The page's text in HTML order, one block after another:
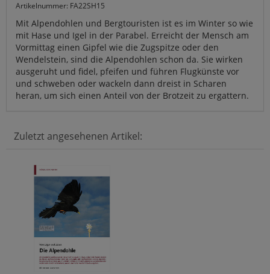
Artikelnummer: FA22SH15
Mit Alpendohlen und Bergtouristen ist es im Winter so wie
mit Hase und Igel in der Parabel. Erreicht der Mensch am
Vormittag einen Gipfel wie die Zugspitze oder den
Wendelstein, sind die Alpendohlen schon da. Sie wirken
ausgeruht und fidel, pfeifen und führen Flugkünste vor
und schweben oder wackeln dann dreist in Scharen
heran, um sich einen Anteil von der Brotzeit zu ergattern.
Zuletzt angesehenen Artikel: